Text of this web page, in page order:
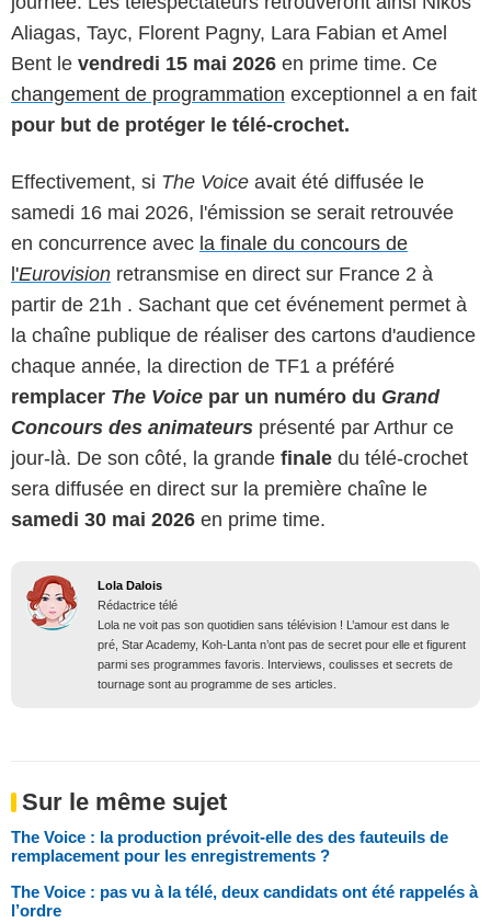
Aliagas, Tayc, Florent Pagny, Lara Fabian et Amel
Bent le vendredi 15 mai 2026 en prime time. Ce
changement de programmation exceptionnel a en fait
pour but de protéger le télé-crochet.
Effectivement, si The Voice avait été diffusée le
samedi 16 mai 2026, l'émission se serait retrouvée
en concurrence avec la finale du concours de
l'Eurovision retransmise en direct sur France 2 à
partir de 21h . Sachant que cet événement permet à
la chaîne publique de réaliser des cartons d'audience
chaque année, la direction de TF1 a préféré
remplacer The Voice par un numéro du Grand
Concours des animateurs présenté par Arthur ce
jour-là. De son côté, la grande finale du télé-crochet
sera diffusée en direct sur la première chaîne le
samedi 30 mai 2026 en prime time.
Lola Dalois
Rédactrice télé
Lola ne voit pas son quotidien sans télévision ! L’amour est dans le
pré, Star Academy, Koh-Lanta n’ont pas de secret pour elle et figurent
parmi ses programmes favoris. Interviews, coulisses et secrets de
tournage sont au programme de ses articles.
Sur le même sujet
The Voice : la production prévoit-elle des des fauteuils de
remplacement pour les enregistrements ?
The Voice : pas vu à la télé, deux candidats ont été rappelés à
l’ordre